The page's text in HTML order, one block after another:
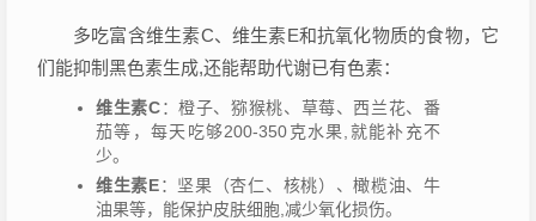
多吃富含维生素C、维生素E和抗氧化物质的食物，它
们能抑制黑色素生成,还能帮助代谢已有色素：
维生素C：橙子、猕猴桃、草莓、西兰花、番
茄等，每天吃够200-350克水果,就能补充不
少。
维生素E：坚果（杏仁、核桃）、橄榄油、牛
油果等，能保护皮肤细胞,减少氧化损伤。